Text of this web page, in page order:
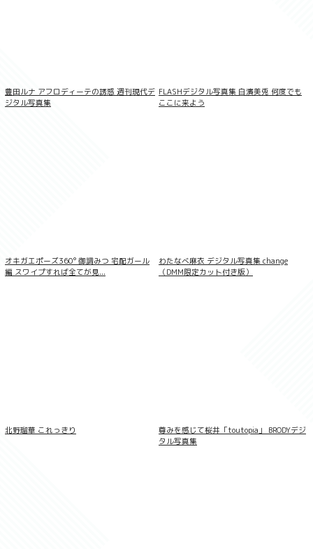
豊田ルナ アフロディーテの誘惑 週刊現代デ
ジタル写真集
FLASHデジタル写真集 白濱美兎 何度でも
ここに来よう
オキガエポーズ360° 御調みつ 宅配ガール
編 スワイプすれば全てが見...
わたなべ麻衣 デジタル写真集 change
（DMM限定カット付き版）
北野瑠華 これっきり
尊みを感じて桜井「toutopia」 BRODYデジ
タル写真集